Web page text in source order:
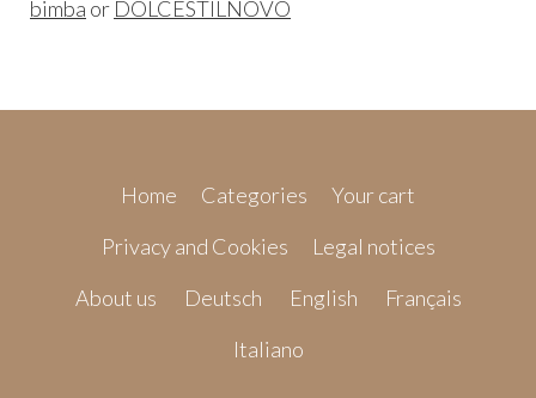
bimba or DOLCESTILNOVO
Home Categories
Your cart
Privacy and Cookies
Legal notices
About us
Deutsch English
Français
Italiano